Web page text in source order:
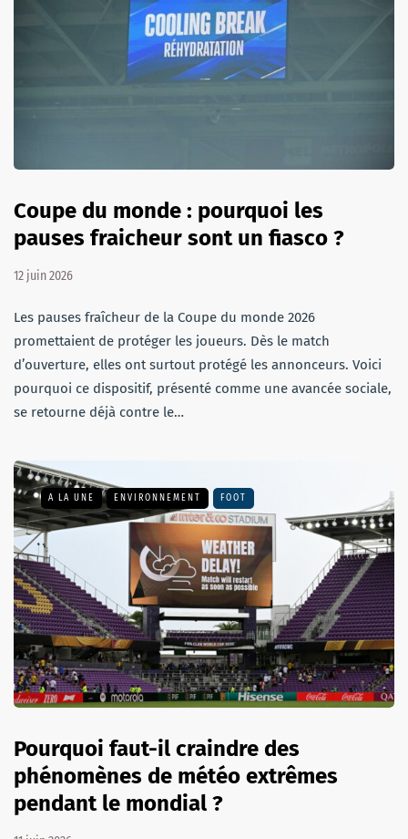
Coupe du monde : pourquoi les
pauses fraicheur sont un fiasco ?
12 juin 2026
Les pauses fraîcheur de la Coupe du monde 2026
promettaient de protéger les joueurs. Dès le match
d’ouverture, elles ont surtout protégé les annonceurs. Voici
pourquoi ce dispositif, présenté comme une avancée sociale,
se retourne déjà contre le…
A LA UNE ENVIRONNEMENT FOOT
Pourquoi faut-il craindre des
phénomènes de météo extrêmes
pendant le mondial ?